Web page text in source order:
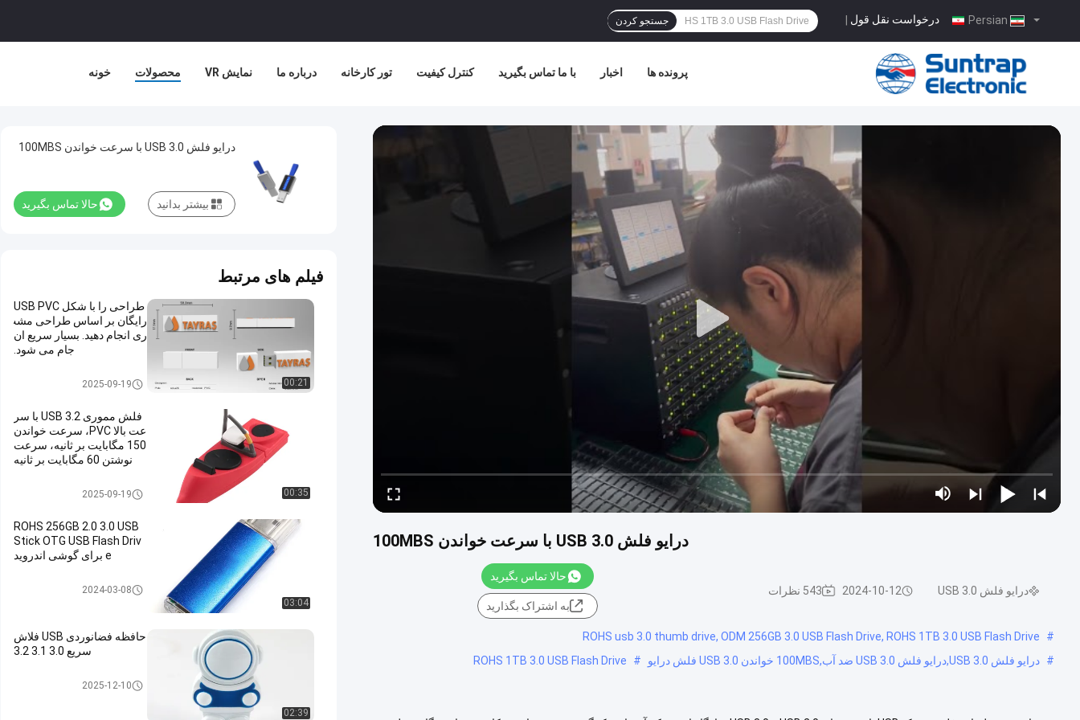
درخواست نقل قول جستجو کردن
خونه محصولات نمایش VR درباره ما تور کارخانه کنترل کیفیت با ما تماس بگیرید اخبار پرونده ها
درایو فلش USB 3.0 با سرعت خواندن 100MBS
درایو فلش USB 3.0 2024-10-12 543 نظرات
حالا تماس بگیرید
به اشتراک بگذارید
#
ROHS usb 3.0 thumb drive, ODM 256GB 3.0 USB Flash Drive, ROHS 1TB 3.0 USB Flash Drive
# درایو فلش USB 3.0,درایو فلش USB 3.0 ضد آب,100MBS خواندن 3.0 USB فلش درایو #
ROHS 1TB 3.0 USB Flash Drive
درایو فلش USB 3.0 با سرعت خواندن 100MBS
حالا تماس بگیرید بیشتر بدانید
فیلم های مرتبط
00:21
طراحی را با شکل USB PVC
رایگان بر اساس طراحی مشت
ری انجام دهید. بسیار سریع ان
جام می شود.
درایو فلش USB 3.02025-09-19
00:35
فلش مموری USB 3.2 با سر
عت بالا PVC، سرعت خواندن
150 مگابایت بر ثانیه، سرعت
نوشتن 60 مگابایت بر ثانیه
درایو فلش USB 3.02025-09-19
03:04
ROHS 256GB 2.0 3.0 USB
Stick OTG USB Flash Driv
e برای گوشی اندروید
نوع C OTG USB فلش دیسک
2024-03-08
02:39
حافظه فضانوردی USB فلاش
سریع 3.0 3.1 3.2
درایو فلش USB 3.02025-12-10